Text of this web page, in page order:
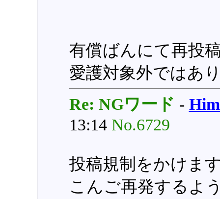
有償ばんにて再投
愛護対象外ではあ
Re: NGワード -
13:14 No.6729
投稿規制をかけま
こんご再発するよ